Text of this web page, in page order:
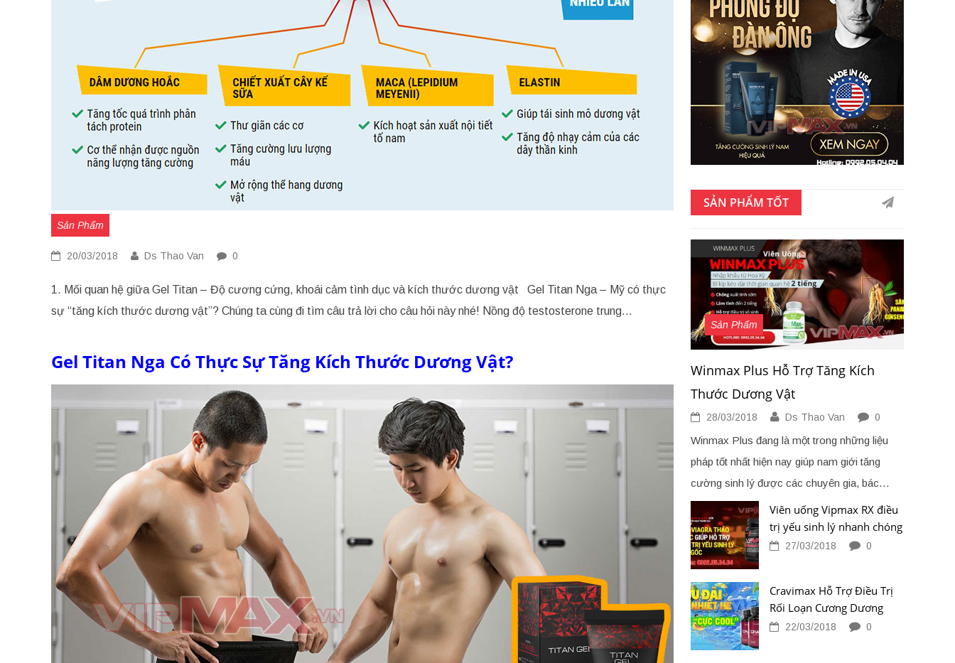
Sản Phẩm
20/03/2018 Ds Thao Van 0
1. Mối quan hệ giữa Gel Titan – Độ cương cứng, khoái cảm tình dục và kích thước dương vật Gel Titan Nga – Mỹ có thực
sự “tăng kích thước dương vật”? Chúng ta cùng đi tìm câu trả lời cho câu hỏi này nhé! Nồng độ testosterone trung…
Gel Titan Nga Có Thực Sự Tăng Kích Thước Dương Vật?
SẢN PHẨM TỐT
Sản Phẩm
Winmax Plus Hỗ Trợ Tăng Kích
Thước Dương Vật
28/03/2018 Ds Thao Van 0
Winmax Plus đang là một trong những liệu
pháp tốt nhất hiện nay giúp nam giới tăng
cường sinh lý được các chuyên gia, bác…
Viên uống Vipmax RX điều
trị yếu sinh lý nhanh chóng
27/03/2018 0
Cravimax Hỗ Trợ Điều Trị
Rối Loạn Cương Dương
22/03/2018 0